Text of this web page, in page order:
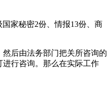
家秘密2份、情报13份、商
后由法务部门把关所咨询的
行咨询。那么在实际工作